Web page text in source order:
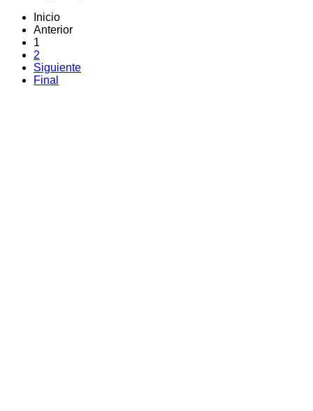
Inicio
Anterior
1
2
Siguiente
Final